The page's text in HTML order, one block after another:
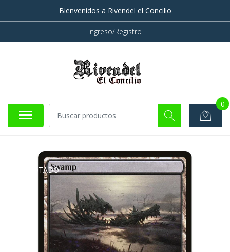
Bienvenidos a Rivendel el Concilio
Ingreso/Registro
0
AGOTADO